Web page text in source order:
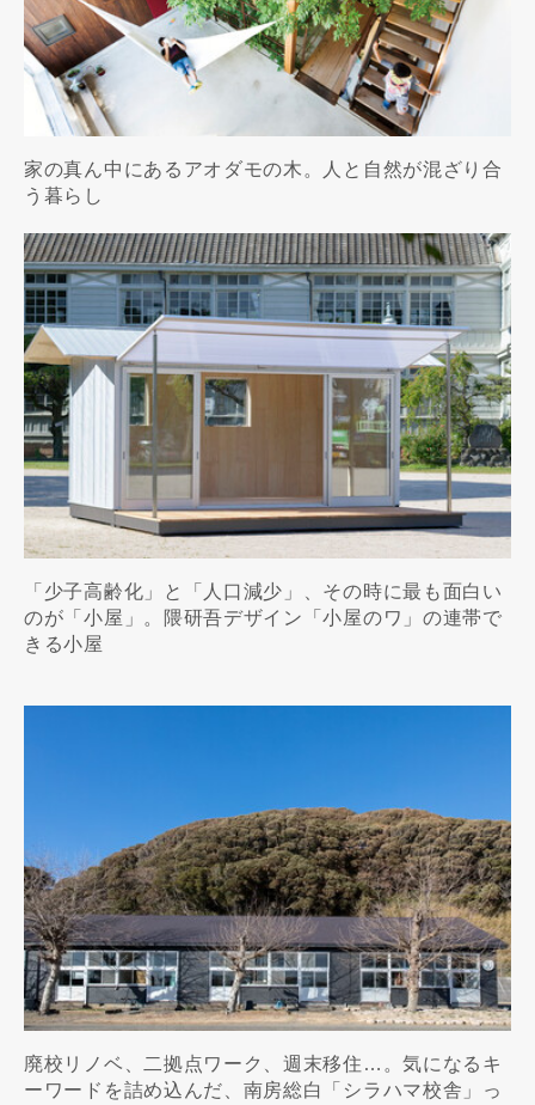
家の真ん中にあるアオダモの木。人と自然が混ざり合
う暮らし
「少子高齢化」と「人口減少」、その時に最も面白い
のが「小屋」。隈研吾デザイン「小屋のワ」の連帯で
きる小屋
廃校リノベ、二拠点ワーク、週末移住…。気になるキ
ーワードを詰め込んだ、南房総白「シラハマ校舎」っ